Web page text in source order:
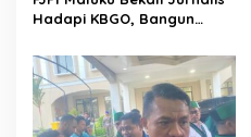
s
Hadapi KBGO, Bangun
Berperspektif Korban